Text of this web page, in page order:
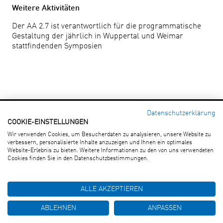
Weitere Aktivitäten
Der AA 2.7 ist verantwortlich für die programmatische
Gestaltung der jährlich in Wuppertal und Weimar
stattfindenden Symposien
Straßen- und Verkehrswesen e. V.
An Lyskirchen 14 · 50676 Köln
Tel.: (0221) 93 58 3-0 · Fax: (0221) 93 58 373
Datenschutzerklärung
Einstellungen
Datenschutzerklärung
COOKIE-EINSTELLUNGEN
Wir verwenden Cookies, um Besucherdaten zu analysieren, unsere Website zu
verbessern, personalisierte Inhalte anzuzeigen und Ihnen ein optimales
Website-Erlebnis zu bieten. Weitere Informationen zu den von uns verwendeten
Cookies finden Sie in den Datenschutzbestimmungen.
ALLE AKZEPTIEREN
ABLEHNEN ANPASSEN